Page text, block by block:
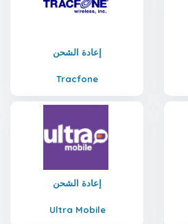
إعادة الشحن
Tracfone
إعادة الشحن
Ultra Mobile